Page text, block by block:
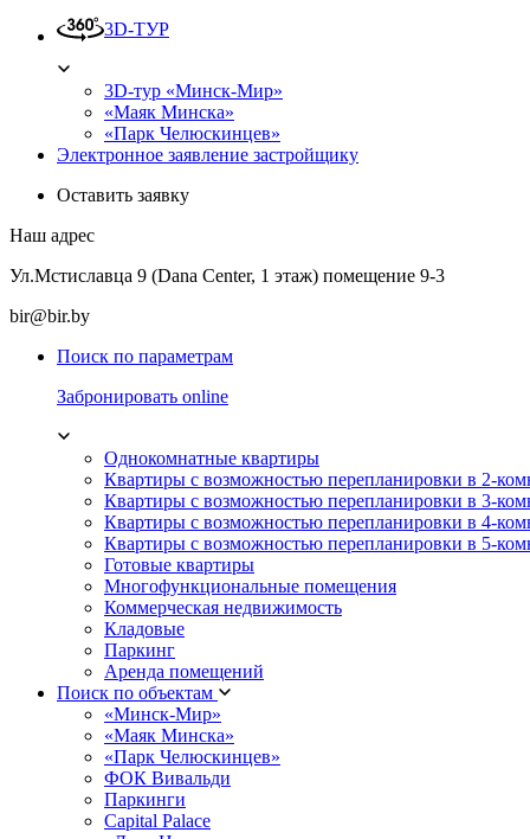
3D-ТУР
3D-тур «Минск-Мир»
«Маяк Минска»
«Парк Челюскинцев»
Электронное заявление застройщику
Оставить заявку
Наш адрес
Ул.Мстиславца 9 (Dana Center, 1 этаж) помещение 9-3
bir@bir.by
Поиск по параметрам
Забронировать online
Однокомнатные квартиры
Квартиры с возможностью перепланировки в 2-
Квартиры с возможностью перепланировки в 3-
Квартиры с возможностью перепланировки в 4-
Квартиры с возможностью перепланировки в 5-
Готовые квартиры
Многофункциональные помещения
Коммерческая недвижимость
Кладовые
Паркинг
Аренда помещений
Поиск по объектам
«Минск-Мир»
«Маяк Минска»
«Парк Челюскинцев»
ФОК Вивальди
Паркинги
Capital Palace